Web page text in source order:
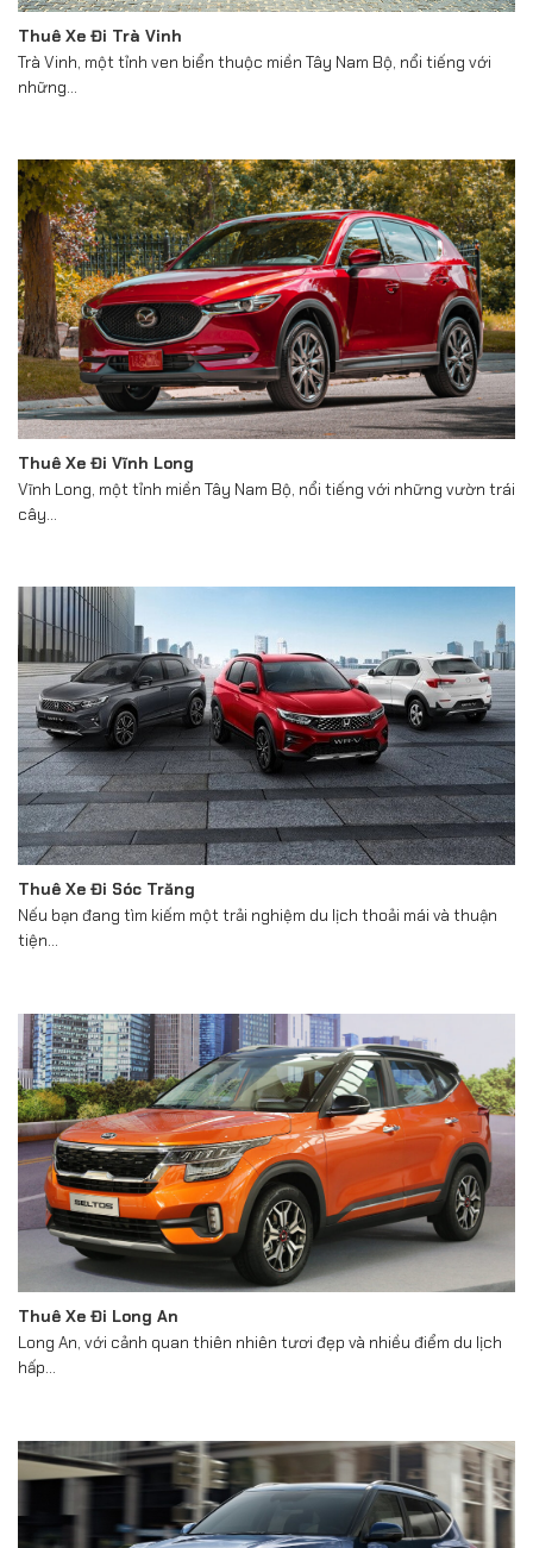
Thuê Xe Đi Trà Vinh
Trà Vinh, một tỉnh ven biển thuộc miền Tây Nam Bộ, nổi tiếng với
những...
Thuê Xe Đi Vĩnh Long
Vĩnh Long, một tỉnh miền Tây Nam Bộ, nổi tiếng với những vườn trái
cây...
Thuê Xe Đi Sóc Trăng
Nếu bạn đang tìm kiếm một trải nghiệm du lịch thoải mái và thuận
tiện...
Thuê Xe Đi Long An
Long An, với cảnh quan thiên nhiên tươi đẹp và nhiều điểm du lịch
hấp...